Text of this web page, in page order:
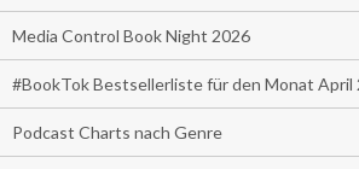
Media Control Book Night 2026
#BookTok Bestsellerliste für den Monat April
Podcast Charts nach Genre